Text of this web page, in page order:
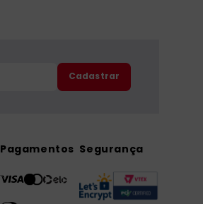
Cadastrar
Pagamentos Segurança